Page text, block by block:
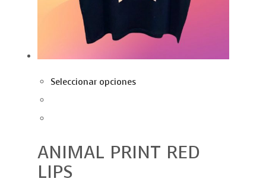
Seleccionar opciones
ANIMAL PRINT RED
LIPS